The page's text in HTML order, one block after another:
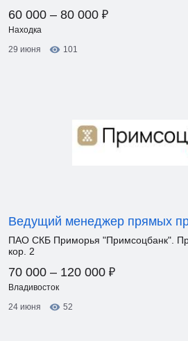
60 000 – 80 000 ₽
Находка
29 июня
101
Ведущий менеджер прямых
ПАО СКБ Приморья "Примсоцбанк".
кор. 2
70 000 – 120 000 ₽
Владивосток
24 июня
52